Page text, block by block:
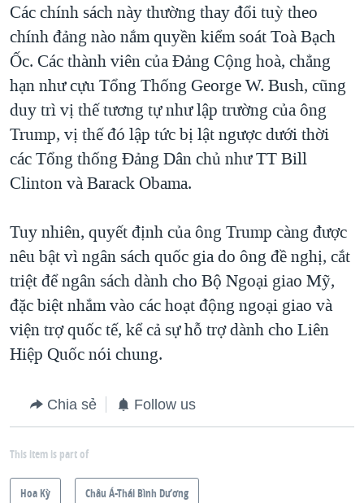
Các chính sách này thường thay đổi tuỳ theo
chính đảng nào nắm quyền kiểm soát Toà Bạch
Ốc. Các thành viên của Đảng Cộng hoà, chẳng
hạn như cựu Tổng Thống George W. Bush, cũng
duy trì vị thế tương tự như lập trường của ông
Trump, vị thế đó lập tức bị lật ngược dưới thời
các Tổng thống Đảng Dân chủ như TT Bill
Clinton và Barack Obama.
Tuy nhiên, quyết định của ông Trump càng được
nêu bật vì ngân sách quốc gia do ông đề nghị, cắt
triệt để ngân sách dành cho Bộ Ngoại giao Mỹ,
đặc biệt nhắm vào các hoạt động ngoại giao và
viện trợ quốc tế, kể cả sự hỗ trợ dành cho Liên
Hiệp Quốc nói chung.
Chia sẻ Follow us
This item is part of
Hoa Kỳ Châu Á-Thái Bình Dương